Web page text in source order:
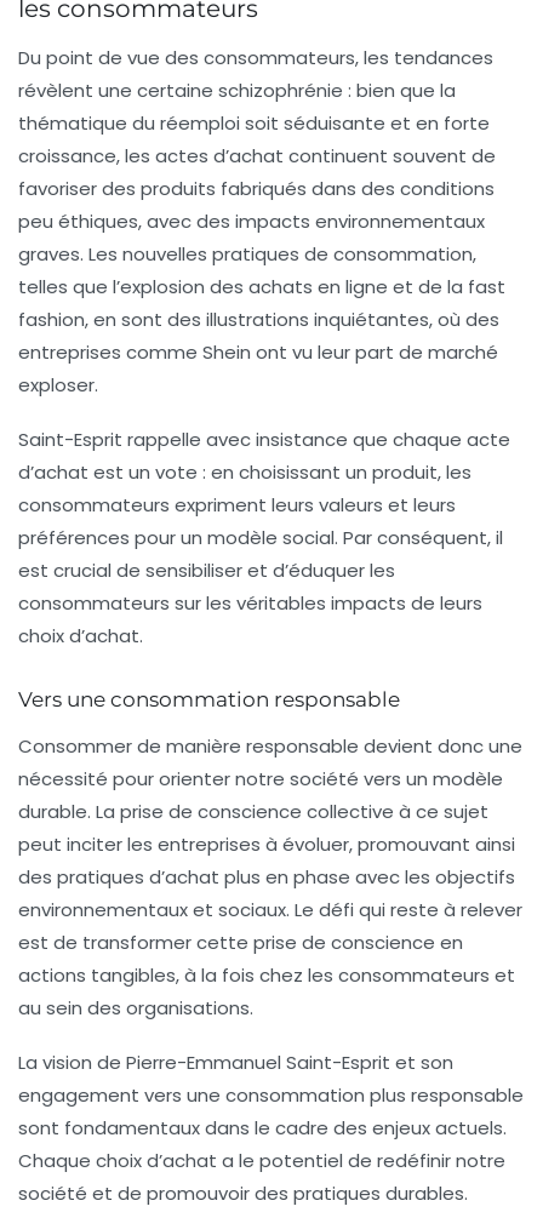
les consommateurs
Du point de vue des consommateurs, les tendances
révèlent une certaine schizophrénie : bien que la
thématique du réemploi soit séduisante et en forte
croissance, les actes d’achat continuent souvent de
favoriser des produits fabriqués dans des conditions
peu éthiques, avec des impacts environnementaux
graves. Les nouvelles pratiques de consommation,
telles que l’explosion des achats en ligne et de la fast
fashion, en sont des illustrations inquiétantes, où des
entreprises comme Shein ont vu leur part de marché
exploser.
Saint-Esprit rappelle avec insistance que chaque acte
d’achat est un vote : en choisissant un produit, les
consommateurs expriment leurs valeurs et leurs
préférences pour un modèle social. Par conséquent, il
est crucial de sensibiliser et d’éduquer les
consommateurs sur les véritables impacts de leurs
choix d’achat.
Vers une consommation responsable
Consommer de manière responsable devient donc une
nécessité pour orienter notre société vers un modèle
durable. La prise de conscience collective à ce sujet
peut inciter les entreprises à évoluer, promouvant ainsi
des pratiques d’achat plus en phase avec les objectifs
environnementaux et sociaux. Le défi qui reste à relever
est de transformer cette prise de conscience en
actions tangibles, à la fois chez les consommateurs et
au sein des organisations.
La vision de Pierre-Emmanuel Saint-Esprit et son
engagement vers une consommation plus responsable
sont fondamentaux dans le cadre des enjeux actuels.
Chaque choix d’achat a le potentiel de redéfinir notre
société et de promouvoir des pratiques durables.